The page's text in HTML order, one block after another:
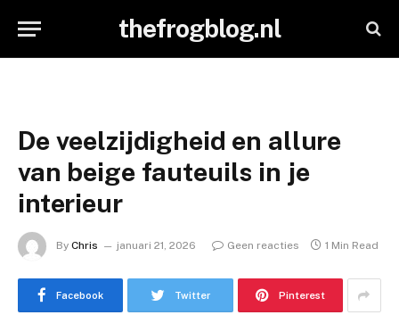
thefrogblog.nl
De veelzijdigheid en allure
van beige fauteuils in je
interieur
By Chris januari 21, 2026 Geen reacties 1 Min Read
Facebook Twitter Pinterest